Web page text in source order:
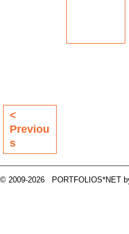
<
Previou
s
© 2009-2026 PORTFOLIOS*NET